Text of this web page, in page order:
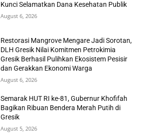
Kunci Selamatkan Dana Kesehatan Publik
August 6, 2026
Restorasi Mangrove Mengare Jadi Sorotan,
DLH Gresik Nilai Komitmen Petrokimia
Gresik Berhasil Pulihkan Ekosistem Pesisir
dan Gerakkan Ekonomi Warga
August 6, 2026
Semarak HUT RI ke-81, Gubernur Khofifah
Bagikan Ribuan Bendera Merah Putih di
Gresik
August 5, 2026